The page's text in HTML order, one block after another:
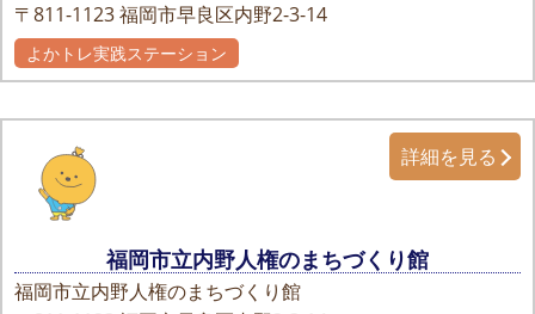
〒811-1123福岡市早良区内野2-3-14
よかトレ実践ステーション
福岡市立内野人権のまちづくり館
福岡市立内野人権のまちづくり館
詳細を見る